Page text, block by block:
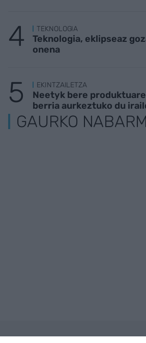
TEKNOLOGIA
Teknologia, eklipseaz
onena
EKINTZAILETZA
Neetyk bere
berria aurkeztuko du
GAURKO